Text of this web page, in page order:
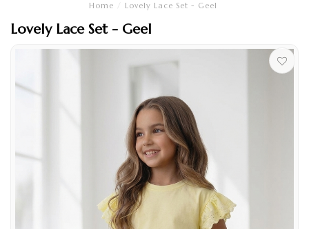
Home Lovely Lace Set - Geel
Lovely Lace Set - Geel